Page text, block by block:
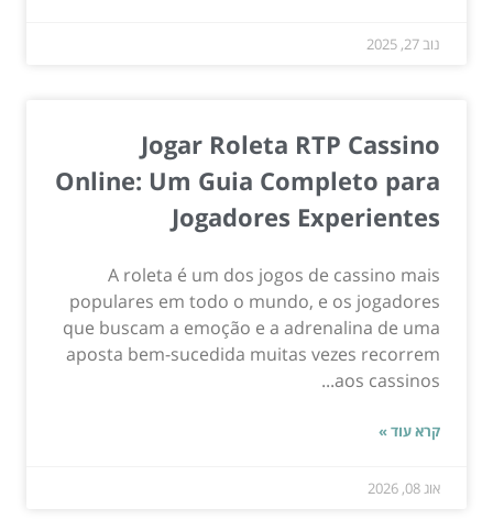
נוב 27, 2025
Jogar Roleta RTP Cassino
Online: Um Guia Completo para
Jogadores Experientes
A roleta é um dos jogos de cassino mais
populares em todo o mundo, e os jogadores
que buscam a emoção e a adrenalina de uma
aposta bem-sucedida muitas vezes recorrem
aos cassinos...
קרא עוד »
אוג 08, 2026